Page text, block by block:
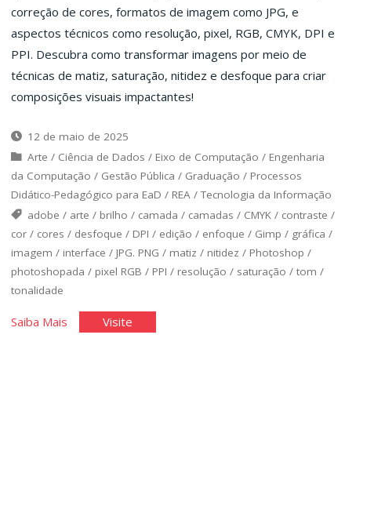
correção de cores, formatos de imagem como JPG, e
aspectos técnicos como resolução, pixel, RGB, CMYK, DPI e
PPI. Descubra como transformar imagens por meio de
técnicas de matiz, saturação, nitidez e desfoque para criar
composições visuais impactantes!
12 de maio de 2025
Arte / Ciência de Dados / Eixo de Computação / Engenharia
da Computação / Gestão Pública / Graduação / Processos
Didático-Pedagógico para EaD / REA/Tecnologia da Informação
adobe / arte / brilho / camada / camadas / CMYK / contraste /
cor/ cores / desfoque / DPI / edição / enfoque / Gimp / gráfica /
imagem / interface / JPG. PNG / matiz / nitidez / Photoshop /
photoshopada / pixel RGB / PPI / resolução / saturação / tom /
tonalidade
Saiba Mais"EdiçãoVisite"Edição